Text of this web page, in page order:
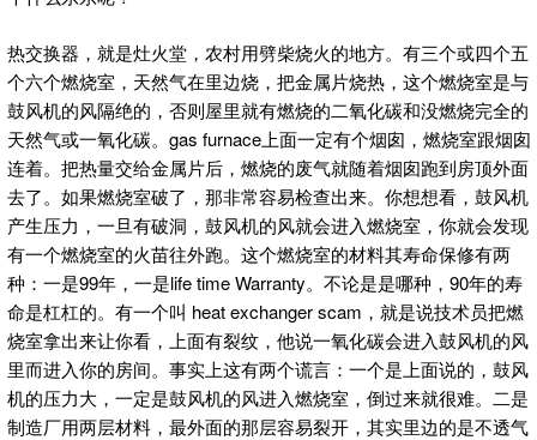
热交换器，就是灶火堂，农村用劈柴烧火的地方。有三个或四个五
个六个燃烧室，天然气在里边烧，把金属片烧热，这个燃烧室是与
鼓风机的风隔绝的，否则屋里就有燃烧的二氧化碳和没燃烧完全的
天然气或一氧化碳。gas furnace上面一定有个烟囱，燃烧室跟烟囱
连着。把热量交给金属片后，燃烧的废气就随着烟囱跑到房顶外面
去了。如果燃烧室破了，那非常容易检查出来。你想想看，鼓风机
产生压力，一旦有破洞，鼓风机的风就会进入燃烧室，你就会发现
有一个燃烧室的火苗往外跑。这个燃烧室的材料其寿命保修有两
种：一是99年，一是life time Warranty。不论是是哪种，90年的寿
命是杠杠的。有一个叫 heat exchanger scam，就是说技术员把燃
烧室拿出来让你看，上面有裂纹，他说一氧化碳会进入鼓风机的风
里而进入你的房间。事实上这有两个谎言：一个是上面说的，鼓风
机的压力大，一定是鼓风机的风进入燃烧室，倒过来就很难。二是
制造厂用两层材料，最外面的那层容易裂开，其实里边的是不透气